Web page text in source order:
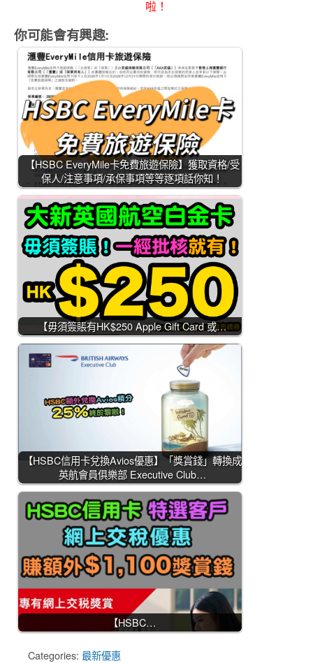
啦！
你可能會有興趣:
【HSBC EveryMile卡免費旅遊保險】獲取資格/受
保人/注意事項/承保事項等等逐項話你知！
【毋須簽賬有HK$250 Apple Gift Card 或…
【HSBC信用卡兌換Avios優惠】「獎賞錢」轉換成
英航會員俱樂部 Executive Club…
【HSBC…
Categories: 最新優惠